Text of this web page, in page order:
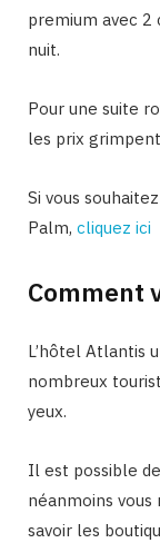
premium avec 2
nuit.
Pour une suite
les prix grimpent
Si vous
Palm, cliquez ici
Comment
L’hôtel Atlantis
nombreux
yeux.
Il est possible
néanmoins vous
savoir les